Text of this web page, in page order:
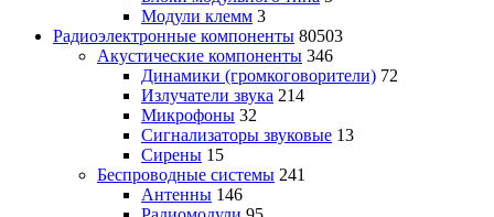
Модули клемм 3
Радиоэлектронные компоненты 80503
Акустические компоненты 346
Динамики (громкоговорители) 72
Излучатели звука 214
Микрофоны 32
Сигнализаторы звуковые 13
Сирены 15
Беспроводные системы 241
Антенны 146